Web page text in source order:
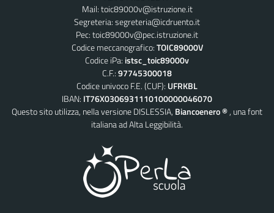
Mail:toic89000v@istruzione.it
Segreteria:segreteria@icdruento.it
Pec:toic89000v@pec.istruzione.it
Codice meccanografico:TOIC89000V
Codice iPa: istsc_toic89000v
C.F.:97745300018
Codice univoco F.E. (CUF): UFRKBL
IBAN: IT76X0306931110100000046070
Questo sito utilizza, nella versione DISLESSIA, Biancoenero ®, una font
italiana ad Alta Leggibilità.